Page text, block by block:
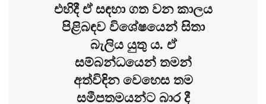
එහිදී ඒ සඳහා ගත වන කාලය
පිළිබඳව විශේෂයෙන් සිතා
බැලිය යුතු ය. ඒ
සම්බන්ධයෙන් තමන්
අත්විඳින වෙහෙස තම
සමීපතමයන්ට බාර දී